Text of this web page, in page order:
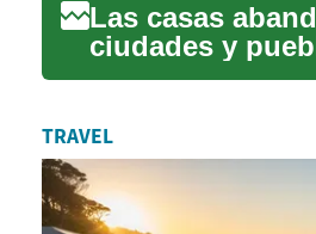
Las casas
ciudades y
propiedades, a
TRAVEL